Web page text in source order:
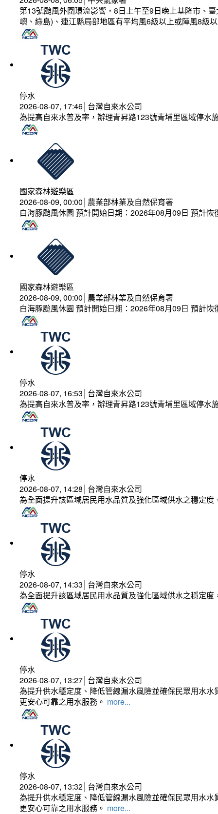
第13號颱風外圍環流影響，8日上午至9日晚上基隆市、
嶼、綠島)、連江縣局部地區有平均風6級以上或陣風8級
停水
2026-08-07, 17:46│台灣自來水公司
為提高自來水普及率，辦理青昇路123號青埔里區域停水
國家森林遊樂區
2026-08-09, 00:00│農業部林業及自然保育署
白海豚颱風休園 預計開始日期：2026年08月09日 預計
國家森林遊樂區
2026-08-09, 00:00│農業部林業及自然保育署
白海豚颱風休園 預計開始日期：2026年08月09日 預計
停水
2026-08-07, 16:53│台灣自來水公司
為提高自來水普及率，辦理青昇路123號青埔里區域停水
停水
2026-08-07, 14:28│台灣自來水公司
為全面提升該區域居民用水品質及強化區域供水之穩定
停水
2026-08-07, 14:33│台灣自來水公司
為全面提升該區域居民用水品質及強化區域供水之穩定
停水
2026-08-07, 13:27│台灣自來水公司
為提升供水穩定度、降低管線漏水風險並確保民眾用水
更安心可靠之用水服務。 more...
停水
2026-08-07, 13:32│台灣自來水公司
為提升供水穩定度、降低管線漏水風險並確保民眾用水
更安心可靠之用水服務。 more...